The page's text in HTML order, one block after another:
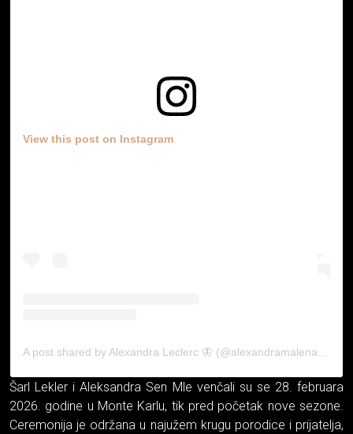
View this post on Instagram
A post shared by Alexandra Leclerc 🦋 (@alexandramalenaleclerc)
Šarl Lekler i Aleksandra Sen Mle venčali su se 28. februara
2026. godine u Monte Karlu, tik pred početak nove sezone.
Ceremonija je održana u najužem krugu porodice i prijatelja,